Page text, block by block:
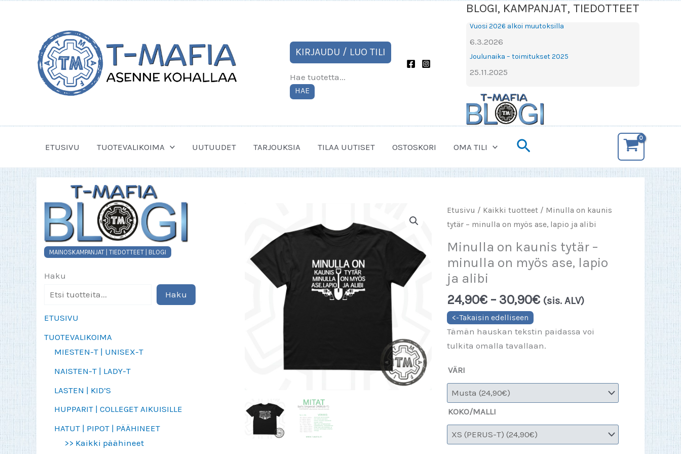
KIRJAUDU / LUO TILI
Hae tuotetta...
HAE
BLOGI, KAMPANJAT, TIEDOTTEET
Vuosi 2026 alkoi muutoksilla
6.3.2026
Joulunaika – toimitukset 2025
25.11.2025
ETUSIVU TUOTEVALIKOIMA UUTUUDET TARJOUKSIA TILAA UUTISET OSTOSKORI OMA TILI Hae
MAINOSKAMPANJAT | TIEDOTTEET | BLOGI
Haku
Haku
ETUSIVU
TUOTEVALIKOIMA
MIESTEN-T | UNISEX-T
NAISTEN-T | LADY-T
LASTEN | KID’S
HUPPARIT | COLLEGET AIKUISILLE
HATUT | PIPOT | PÄÄHINEET
>> Kaikki päähineet
Etusivu / Kaikki tuotteet/ Minulla on kaunis
tytär – minulla on myös ase, lapio ja alibi
Minulla on kaunis tytär –
minulla on myös ase, lapio
ja alibi
24,90€ – 30,90€Hintaluokka:
-
30,90€
(sis. ALV)
Tämän hauskan tekstin paidassa voi
tulkita omalla tavallaan.
VÄRI
KOKO/MALLI